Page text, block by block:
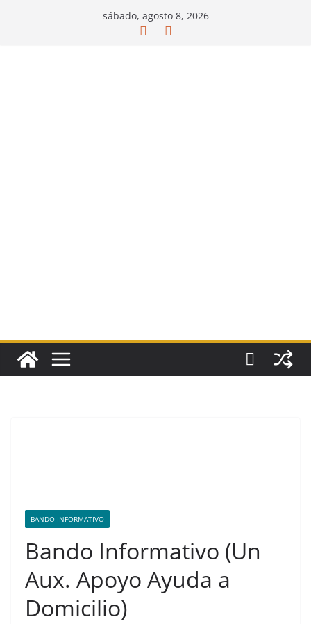
sábado, agosto 8, 2026
BANDO INFORMATIVO
Bando Informativo (Un
Aux. Apoyo Ayuda a
Domicilio)